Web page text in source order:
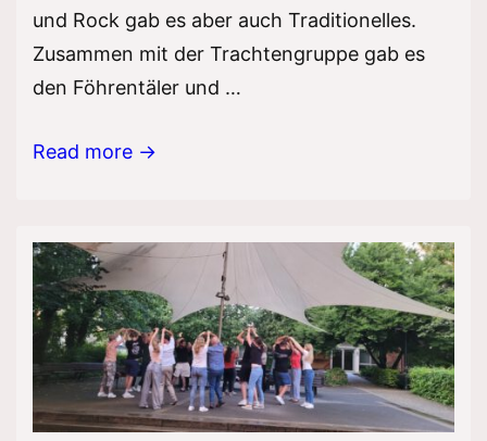
und Rock gab es aber auch Traditionelles.
Zusammen mit der Trachtengruppe gab es
den Föhrentäler und …
Klangsommer
der
Bläserjugend
Read more →